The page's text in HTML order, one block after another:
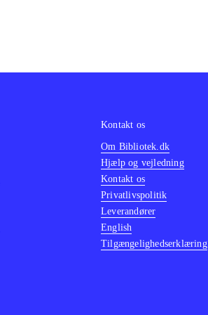
Kontakt os
Om Bibliotek.dk
Hjælp og vejledning
Kontakt os
Privatlivspolitik
Leverandører
English
Tilgængelighedserklæring